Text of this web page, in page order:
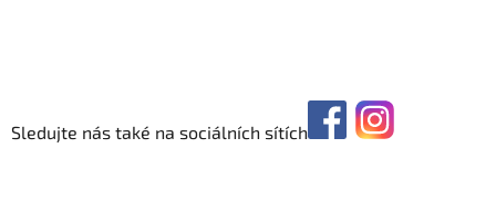
Sledujte nás také na sociálních sítích